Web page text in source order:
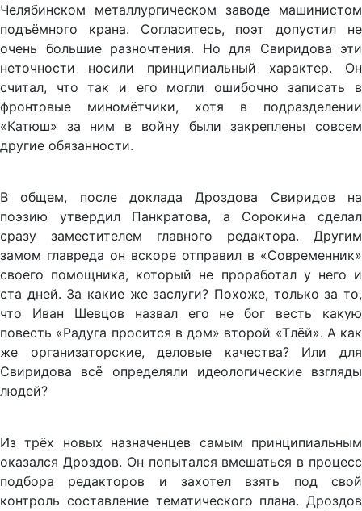
Челябинском металлургическом заводе машинистом
подъёмного крана. Согласитесь, поэт допустил не
очень большие разночтения. Но для Свиридова эти
неточности носили принципиальный характер. Он
считал, что так и его могли ошибочно записать в
фронтовые миномётчики, хотя в подразделении
«Катюш» за ним в войну были закреплены совсем
другие обязанности.
В общем, после доклада Дроздова Свиридов на
поэзию утвердил Панкратова, а Сорокина сделал
сразу заместителем главного редактора. Другим
замом главреда он вскоре отправил в «Современник»
своего помощника, который не проработал у него и
ста дней. За какие же заслуги? Похоже, только за то,
что Иван Шевцов назвал его не бог весть какую
повесть «Радуга просится в дом» второй «Тлёй». А как
же организаторские, деловые качества? Или для
Свиридова всё определяли идеологические взгляды
людей?
Из трёх новых назначенцев самым принципиальным
оказался Дроздов. Он попытался вмешаться в процесс
подбора редакторов и захотел взять под свой
контроль составление тематического плана. Дроздов